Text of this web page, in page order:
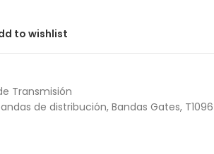
to wishlist
Transmisión
de distribución, Bandas Gates, T1096